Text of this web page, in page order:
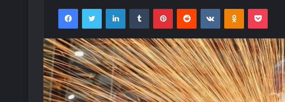
FacebookTwitter LinkedInTumblr PinterestReddit VKontakteOdnoklassniki
Pocket